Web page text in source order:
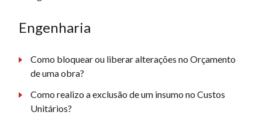
Engenharia
Como bloquear ou liberar alterações no Orçamento
de uma obra?
Como realizo a exclusão de um insumo no Custos
Unitários?